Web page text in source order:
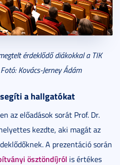
érdeklődő diákokkal a TIK
Kovács-Jerney Ádám
a hallgatókat
az előadások sorát Prof. Dr.
kezdte, aki magát az
A prezentáció során
ösztöndíjról is értékes